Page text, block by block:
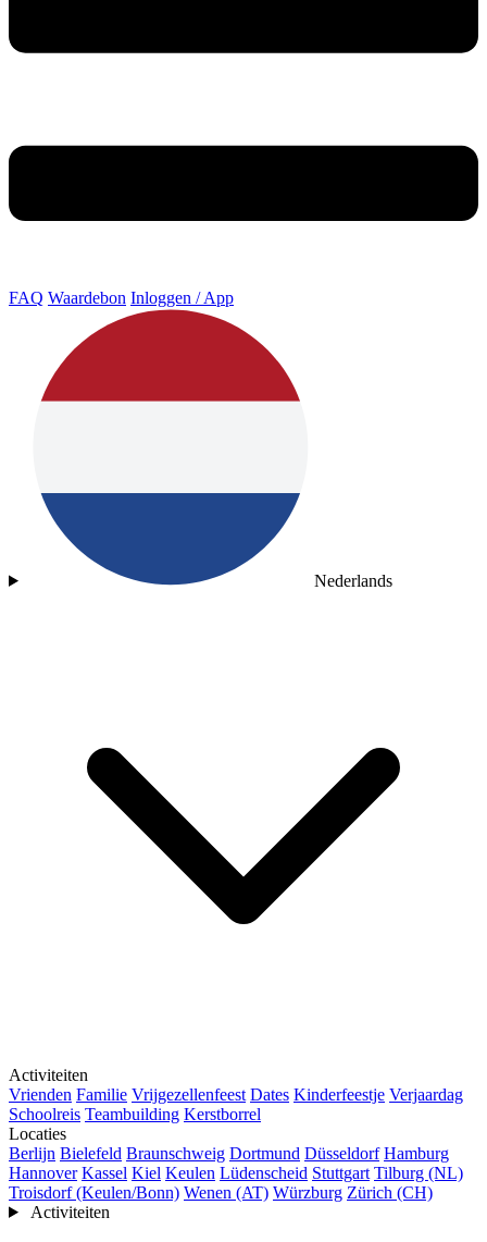
FAQ Waardebon Inloggen / App
Nederlands
Activiteiten
Vrienden Familie Vrijgezellenfeest Dates Kinderfeestje Verjaardag
Schoolreis Teambuilding Kerstborrel
Locaties
Berlijn Bielefeld Braunschweig Dortmund Düsseldorf Hamburg
Hannover Kassel Kiel Keulen Lüdenscheid Stuttgart Tilburg (NL)
Troisdorf (Keulen/Bonn) Wenen (AT) Würzburg Zürich (CH)
Activiteiten